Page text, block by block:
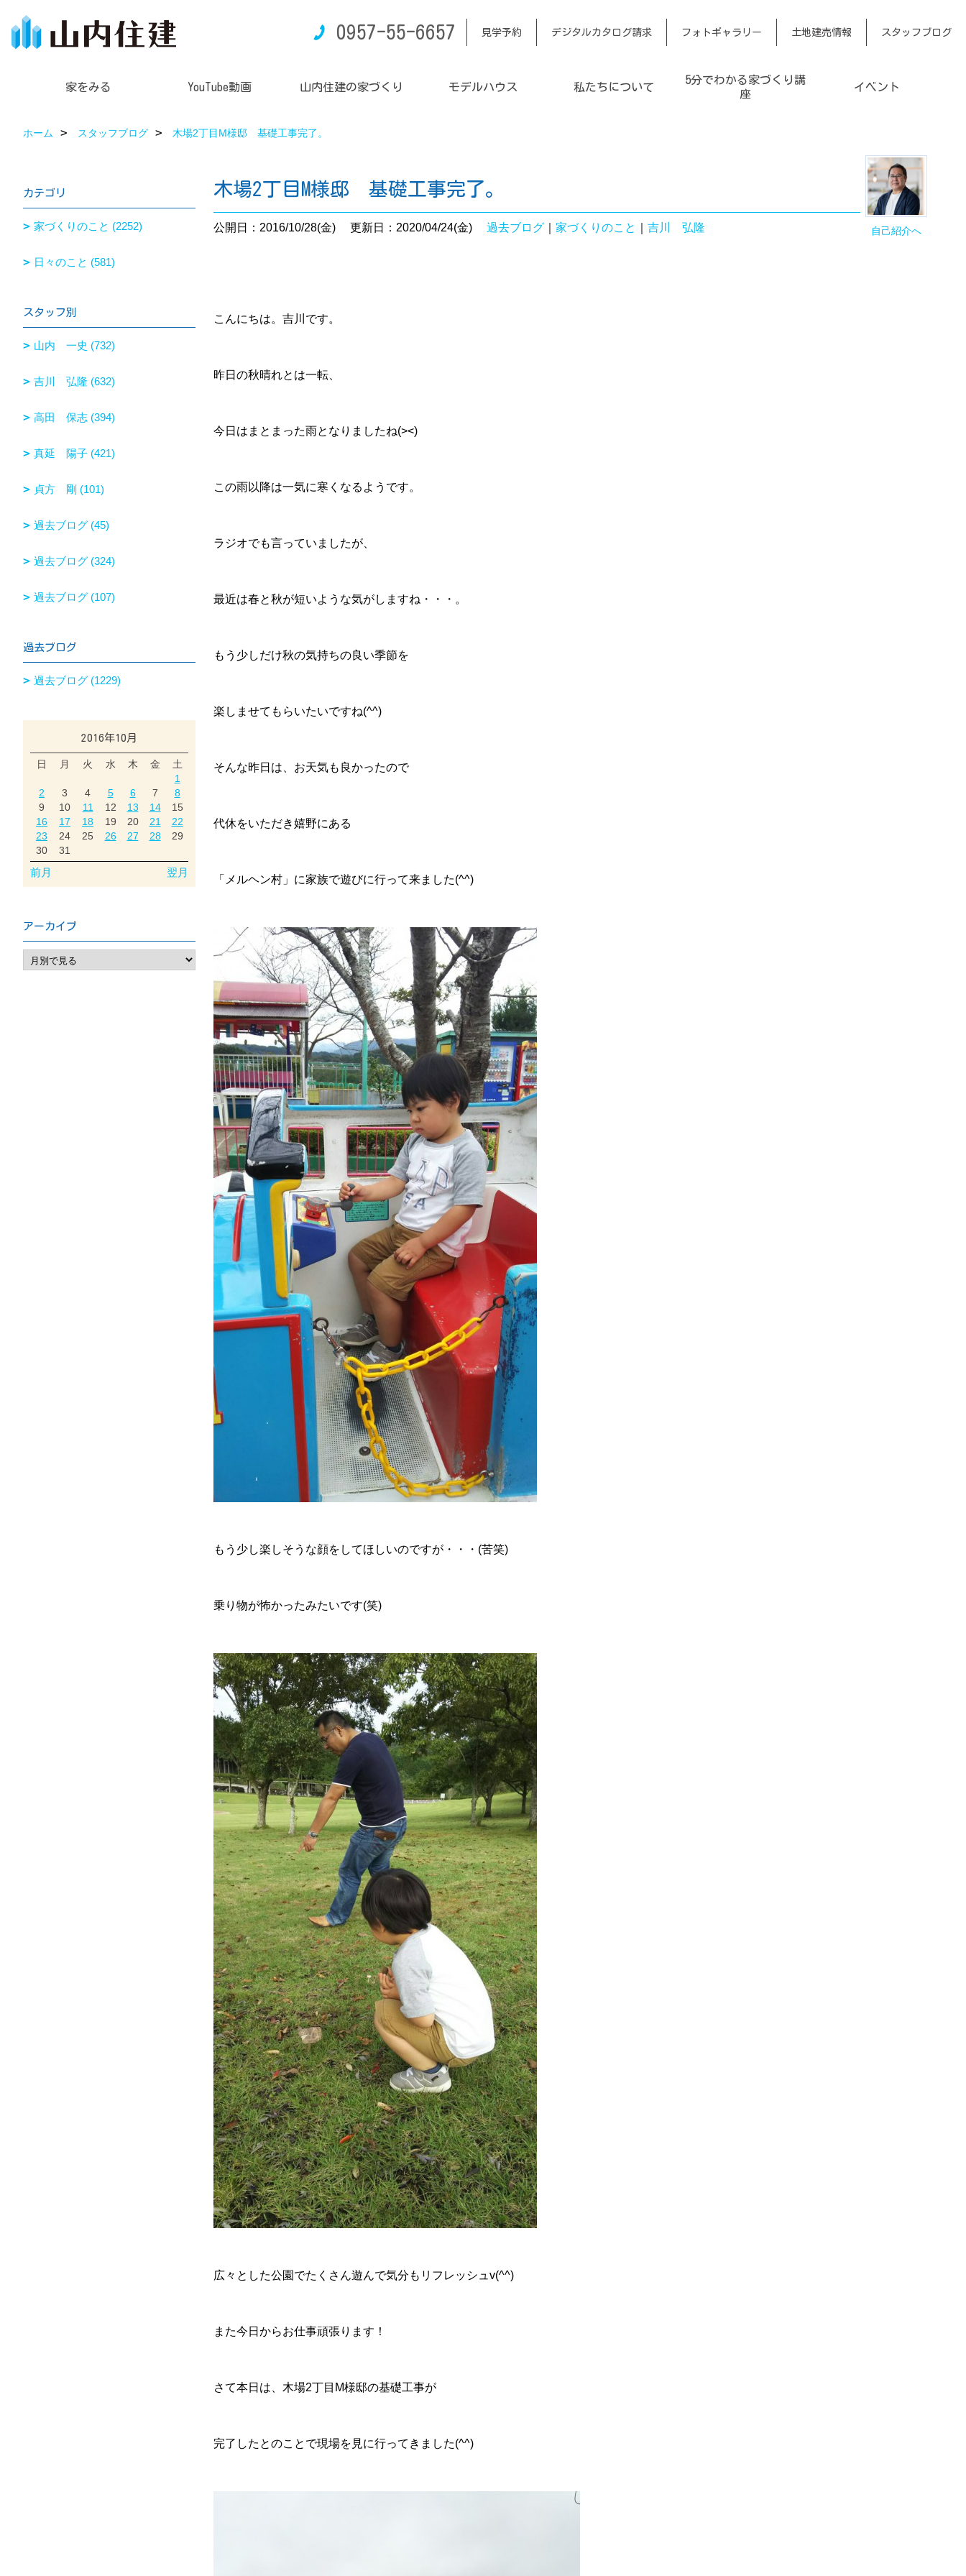
0957-55-6657 見学予約 デジタルカタログ請求 フォトギャラリー 土地建売情報 スタッフブログ
家をみる YouTube動画 山内住建の家づくり モデルハウス 私たちについて
5分でわかる家づくり講
座
イベント
ホーム スタッフブログ 木場2丁目M様邸 基礎工事完了。
自己紹介へ
木場2丁目M様邸 基礎工事完了。
公開日：2016/10/28(金) 更新日：2020/04/24(金) 過去ブログ 家づくりのこと 吉川 弘隆
こんにちは。吉川です。
昨日の秋晴れとは一転、
今日はまとまった雨となりましたね(><)
この雨以降は一気に寒くなるようです。
ラジオでも言っていましたが、
最近は春と秋が短いような気がしますね・・・。
もう少しだけ秋の気持ちの良い季節を
楽しませてもらいたいですね(^^)
そんな昨日は、お天気も良かったので
代休をいただき嬉野にある
「メルヘン村」に家族で遊びに行って来ました(^^)
もう少し楽しそうな顔をしてほしいのですが・・・(苦笑)
乗り物が怖かったみたいです(笑)
広々とした公園でたくさん遊んで気分もリフレッシュv(^^)
また今日からお仕事頑張ります！
さて本日は、木場2丁目M様邸の基礎工事が
完了したとのことで現場を見に行ってきました(^^)
カテゴリ
家づくりのこと (2252)
日々のこと (581)
スタッフ別
山内 一史 (732)
吉川 弘隆 (632)
高田 保志 (394)
真延 陽子 (421)
貞方 剛 (101)
過去ブログ (45)
過去ブログ (324)
過去ブログ (107)
過去ブログ
過去ブログ (1229)
2016年10月
日 月 火 水 木 金
土
1
2
3 4 5 6 7
8
9
10 11 12 13 14
15
16
17 18 19 20 21
22
23
24 25 26 27 28
29
30
31
前月 翌月
アーカイブ